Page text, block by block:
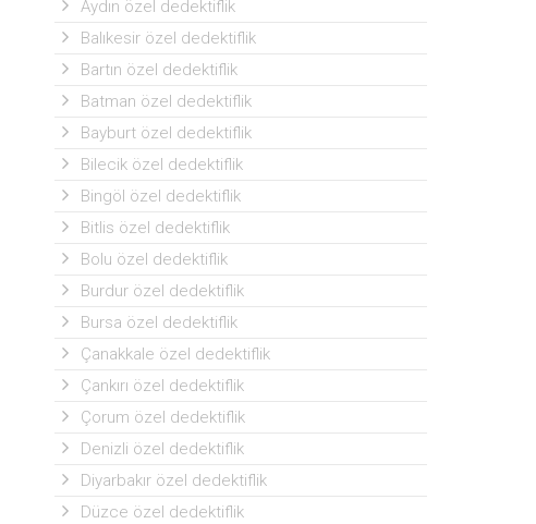
Aydın özel dedektiflik
Balıkesir özel dedektiflik
Bartın özel dedektiflik
Batman özel dedektiflik
Bayburt özel dedektiflik
Bilecik özel dedektiflik
Bingöl özel dedektiflik
Bitlis özel dedektiflik
Bolu özel dedektiflik
Burdur özel dedektiflik
Bursa özel dedektiflik
Çanakkale özel dedektiflik
Çankırı özel dedektiflik
Çorum özel dedektiflik
Denizli özel dedektiflik
Diyarbakır özel dedektiflik
Düzce özel dedektiflik